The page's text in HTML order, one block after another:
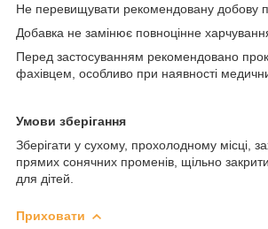
Не перевищувати рекомендовану добову
Добавка не замінює повноцінне
Перед застосуванням рекомендовано
фахівцем, особливо при наявності
Умови зберігання
Зберігати у сухому, прохолодному місці,
прямих сонячних променів, щільно
для дітей.
Приховати